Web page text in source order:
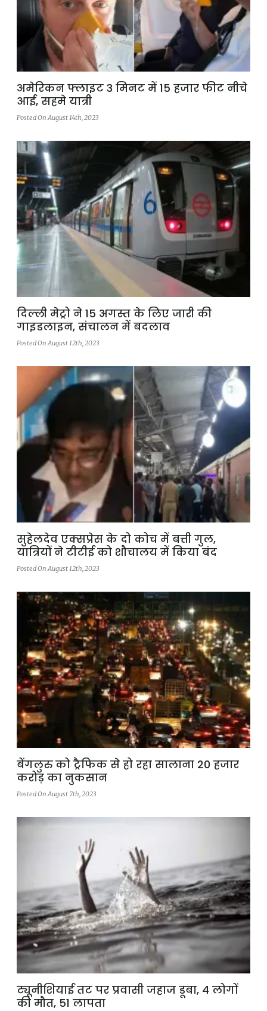
अमेरिकन फ्लाइट 3 मिनट में 15 हजार फीट नीचे
आई, सहमे यात्री
Posted On August 14th, 2023
दिल्ली मेट्रो ने 15 अगस्त के लिए जारी की
गाइडलाइन, संचालन में बदलाव
Posted On August 12th, 2023
सुहेलदेव एक्सप्रेस के दो कोच में बत्ती गुल,
यात्रियों ने टीटीई को शौचालय में किया बंद
Posted On August 12th, 2023
बेंगलुरु को ट्रैफिक से हो रहा सालाना 20 हजार
करोड़ का नुकसान
Posted On August 7th, 2023
ट्यूनीशियाई तट पर प्रवासी जहाज डूबा, 4 लोगों
की मौत, 51 लापता